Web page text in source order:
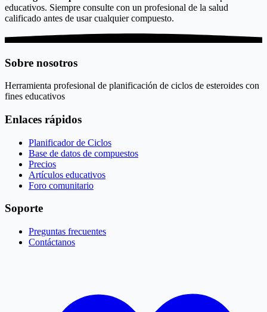
educativos. Siempre consulte con un profesional de la salud
calificado antes de usar cualquier compuesto.
Sobre nosotros
Herramienta profesional de planificación de ciclos de esteroides con
fines educativos
Enlaces rápidos
Planificador de Ciclos
Base de datos de compuestos
Precios
Artículos educativos
Foro comunitario
Soporte
Preguntas frecuentes
Contáctanos